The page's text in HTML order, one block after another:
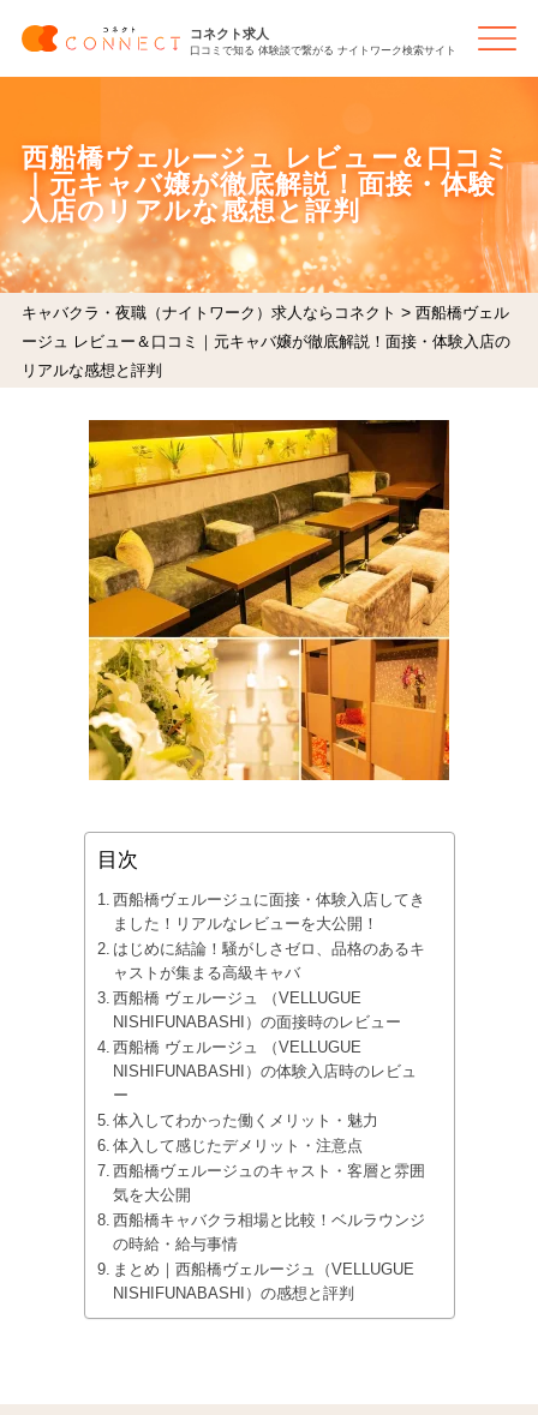
コネクト求人
口コミで知る 体験談で繋がる ナイトワーク検索サイト
西船橋ヴェルージュ レビュー＆口コミ
｜元キャバ嬢が徹底解説！面接・体験
入店のリアルな感想と評判
キャバクラ・夜職（ナイトワーク）求人ならコネクト > 西船橋ヴェル
ージュ レビュー＆口コミ｜元キャバ嬢が徹底解説！面接・体験入店の
リアルな感想と評判
目次
西船橋ヴェルージュに面接・体験入店してき
ました！リアルなレビューを大公開！
はじめに結論！騒がしさゼロ、品格のあるキ
ャストが集まる高級キャバ
西船橋 ヴェルージュ （VELLUGUE
NISHIFUNABASHI）の面接時のレビュー
西船橋 ヴェルージュ （VELLUGUE
NISHIFUNABASHI）の体験入店時のレビュ
ー
体入してわかった働くメリット・魅力
体入して感じたデメリット・注意点
西船橋ヴェルージュのキャスト・客層と雰囲
気を大公開
西船橋キャバクラ相場と比較！ベルラウンジ
の時給・給与事情
まとめ｜西船橋ヴェルージュ（VELLUGUE
NISHIFUNABASHI）の感想と評判